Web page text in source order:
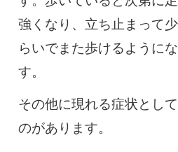
強くなり、立ち止まって
らいでまた歩けるように
す。
その他に現れる症状とし
のがあります。